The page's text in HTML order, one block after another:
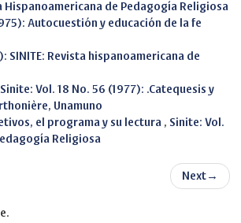
Hispanoamericana de Pedagogía Religiosa
Autocuestión y educación de la fe
SINITE: Revista hispanoamericana de
Sinite: Vol. 18 No. 56 (1977): .Catequesis y
Unamuno
el programa y su lectura , Sinite: Vol.
Religiosa
Next →